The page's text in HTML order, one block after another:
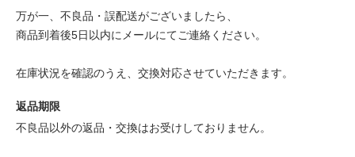
万が一、不良品・誤配送がございましたら、
商品到着後5日以内にメールにてご連絡ください。
在庫状況を確認のうえ、交換対応させていただきます。
返品期限
不良品以外の返品・交換はお受けしておりません。